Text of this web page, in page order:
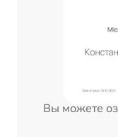
Вы можете